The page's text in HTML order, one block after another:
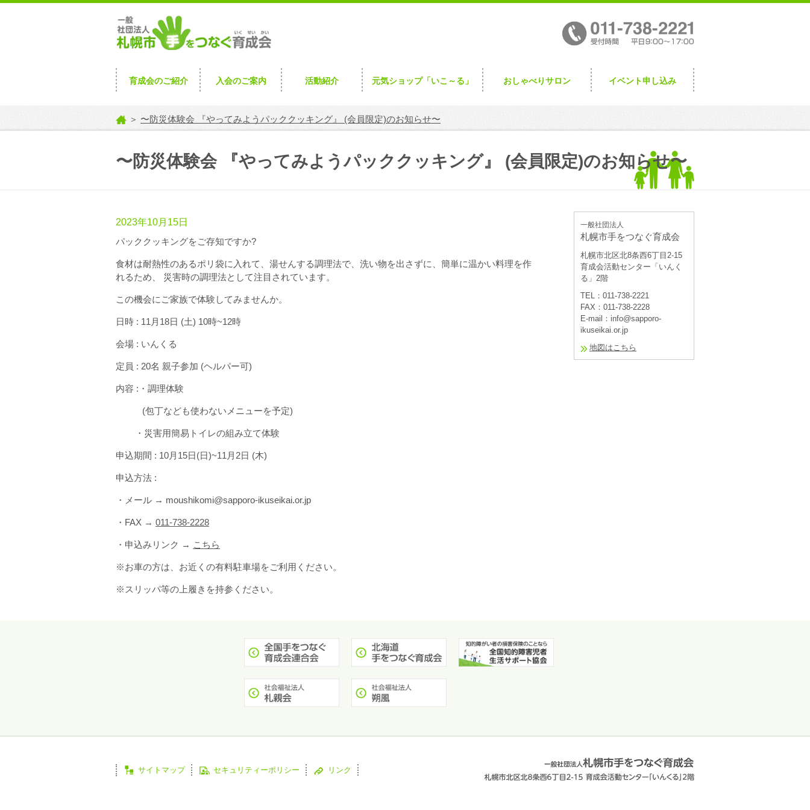
育成会のご紹介 入会のご案内 活動紹介 元気ショップ「いこ～る」 おしゃべりサロン イベント申し込み
＞ 〜防災体験会 『やってみようパッククッキング』 (会員限定)のお知らせ〜
〜防災体験会 『やってみようパッククッキング』 (会員限定)のお知らせ〜
2023年10月15日
パッククッキングをご存知ですか?
食材は耐熱性のあるポリ袋に入れて、湯せんする調理法で、洗い物を出さずに、簡単に温かい料理を作
れるため、
災害時の調理法として注目されてい ます。
この機会にご家族で体験してみませんか。
日時 : 11 月 18日 (土) 10時~12時
会場 : いんくる
定員 : 20名 親子参加 (ヘルパー可)
内容 : ・調理体験
(包丁なども使わないメニューを予定)
・災害用簡易トイレの組み立て体験
申込期間 : 10月 15日(日)~11 月 2日 (木)
申込方法 :
・メール → moushikomi@sapporo-ikuseikai.or.jp
・ FAX → 011-738-2228
・申込みリンク → こちら
※お車の方は、お近くの有料駐車場をご利用ください。
※ スリッパ等の上履きを持参ください。
一般社団法人
札幌市手をつなぐ育成会
札幌市北区北8条西6丁目2-15
育成会活動センター「いんく
る」2階
TEL：011-738-2221
FAX：011-738-2228
E-mail：info@sapporo-
ikuseikai.or.jp
地図はこちら
サイトマップ セキュリティーポリシー リンク